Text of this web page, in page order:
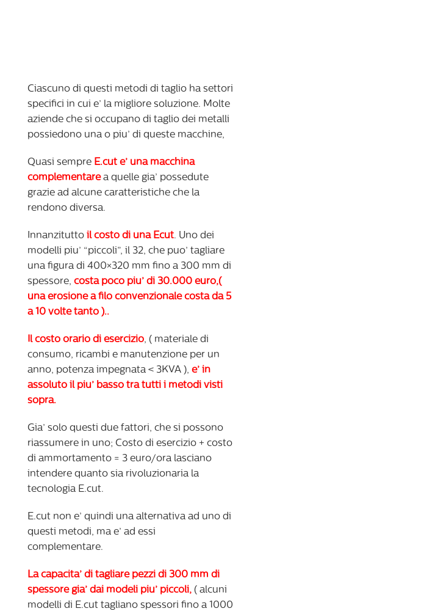
Ciascuno di questi metodi di taglio ha settori
specifici in cui e’ la migliore soluzione. Molte
aziende che si occupano di taglio dei metalli
possiedono una o piu’ di queste macchine,
Quasi sempre E.cut e’ una macchina
complementarea quelle gia’ possedute
grazie ad alcune caratteristiche che la
rendono diversa.
Innanzituttoil costo di una Ecut. Uno dei
modelli piu’ “piccoli”, il 32, che puo’ tagliare
una figura di 400×320 mm fino a 300 mm di
spessore, costa poco piu’ di 30.000 euro,(
una erosione a filo convenzionale costa da 5
a 10 volte tanto )..
Il costo orario di esercizio, ( materiale di
consumo, ricambi e manutenzione per un
anno, potenza impegnata < 3KVA ), e’ in
assoluto il piu’ basso tra tutti i metodi visti
sopra.
Gia’ solo questi due fattori, che si possono
riassumere in uno; Costo di esercizio + costo
di ammortamento = 3 euro/ora lasciano
intendere quanto sia rivoluzionaria la
tecnologia E.cut.
E.cut non e’ quindi una alternativa ad uno di
questi metodi, ma e’ ad essi
complementare.
La capacita’ di tagliare pezzi di 300 mm di
spessore gia’ dai modeli piu’ piccoli,( alcuni
modelli di E.cut tagliano spessori fino a 1000